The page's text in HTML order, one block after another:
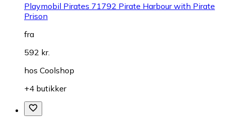
Playmobil Pirates 71792 Pirate Harbour with Pirate
Prison
fra
592 kr.
hos Coolshop
+4 butikker